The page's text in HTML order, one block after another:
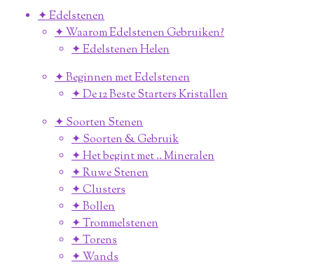
✦ Edelstenen
✦ Waarom Edelstenen Gebruiken?
✦ Edelstenen Helen
✦ Beginnen met Edelstenen
✦ De 12 Beste Starters Kristallen
✦ Soorten Stenen
✦ Soorten & Gebruik
✦ Het begint met .. Mineralen
✦ Ruwe Stenen
✦ Clusters
✦ Bollen
✦ Trommelstenen
✦ Torens
✦ Wands